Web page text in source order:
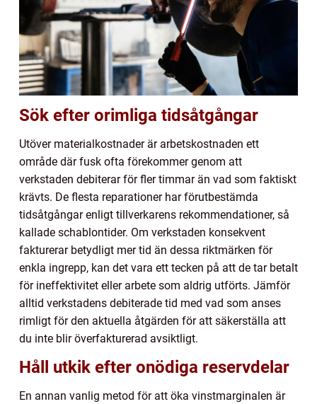
Sök efter orimliga tidsåtgångar
Utöver materialkostnader är arbetskostnaden ett
område där fusk ofta förekommer genom att
verkstaden debiterar för fler timmar än vad som faktiskt
krävts. De flesta reparationer har förutbestämda
tidsåtgångar enligt tillverkarens rekommendationer, så
kallade schablontider. Om verkstaden konsekvent
fakturerar betydligt mer tid än dessa riktmärken för
enkla ingrepp, kan det vara ett tecken på att de tar betalt
för ineffektivitet eller arbete som aldrig utförts. Jämför
alltid verkstadens debiterade tid med vad som anses
rimligt för den aktuella åtgärden för att säkerställa att
du inte blir överfakturerad avsiktligt.
Håll utkik efter onödiga reservdelar
En annan vanlig metod för att öka vinstmarginalen är